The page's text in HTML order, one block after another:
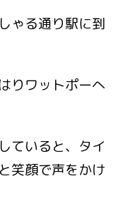
ゃる通り駅に到
りワットポーへ
ていると、タイ
笑顔で声をかけ